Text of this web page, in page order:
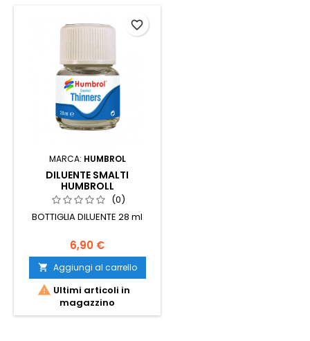
MARCA: HUMBROL
DILUENTE SMALTI
HUMBROLL
(0)
BOTTIGLIA DILUENTE 28 ml
6,90 €
 Aggiungi al carrello
 Ultimi articoli in
magazzino
favorite_border